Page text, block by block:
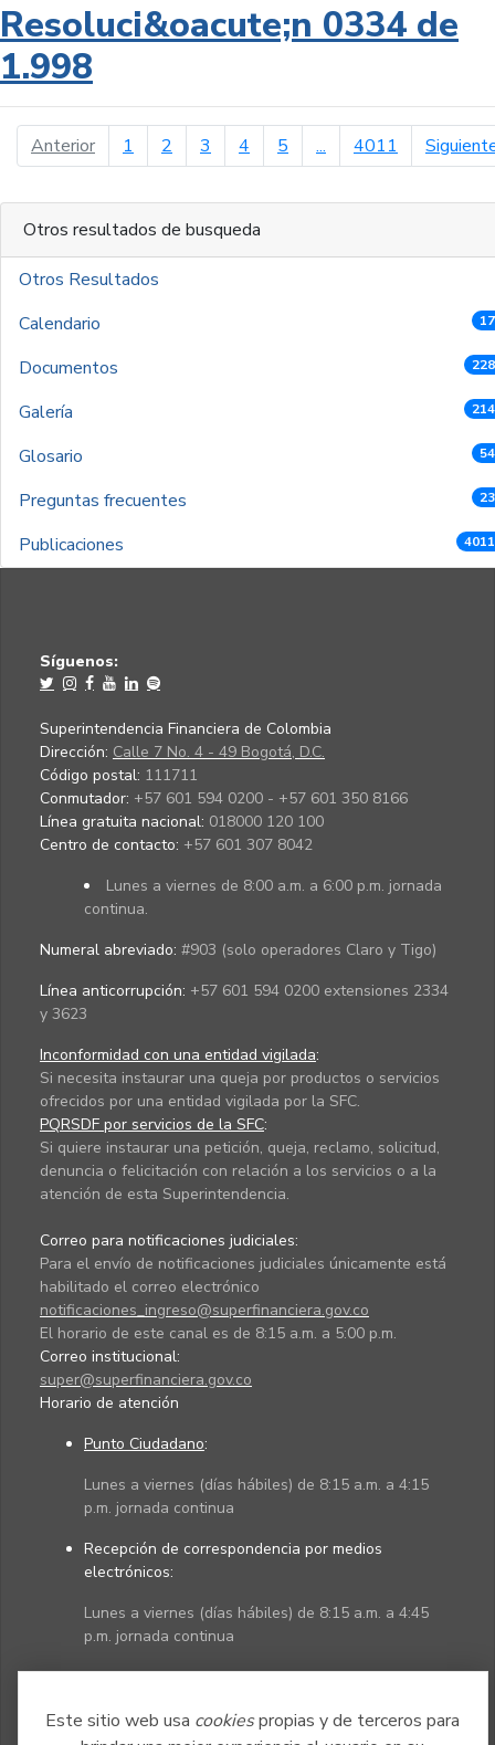
Este sitio web usa cookiespropias y de terceros para
Resoluci&oacute;n 0334 de
1.998
Anteriorpágina anterior
1 2 3 4 5 ... 4011
Otros resultados de busqueda
Otros Resultados
Calendario
Documentos
Galería
Glosario
Preguntas frecuentes
Publicaciones
Síguenos:
Superintendencia Financiera de Colombia
Dirección: Calle 7 No. 4 - 49 Bogotá, D.C.
Código postal: 111711
Conmutador: +57 601 594 0200 - +57 601 350 8166
Línea gratuita nacional: 018000 120 100
Centro de contacto: +57 601 307 8042
Lunes a viernes de 8:00 a.m. a 6:00 p.m. jornada
continua.
Numeral abreviado: #903 (solo operadores Claro y Tigo)
Línea anticorrupción: +57 601 594 0200 extensiones 2334
y 3623
Inconformidad con una entidad vigilada:
Si necesita instaurar una queja por productos o servicios
ofrecidos por una entidad vigilada por la SFC.
PQRSDF por servicios de la SFC:
Si quiere instaurar una petición, queja, reclamo, solicitud,
denuncia o felicitación con relación a los servicios o a la
atención de esta Superintendencia.
Correo para notificaciones judiciales:
Para el envío de notificaciones judiciales únicamente está
habilitado el correo electrónico
notificaciones_ingreso@superfinanciera.gov.co
El horario de este canal es de 8:15 a.m. a 5:00 p.m.
Correo institucional:
super@superfinanciera.gov.co
Horario de atención
Punto Ciudadano:
Lunes a viernes (días hábiles) de 8:15 a.m. a 4:15
p.m. jornada continua
Recepción de correspondencia por medios
electrónicos:
Lunes a viernes (días hábiles) de 8:15 a.m. a 4:45
p.m. jornada continua